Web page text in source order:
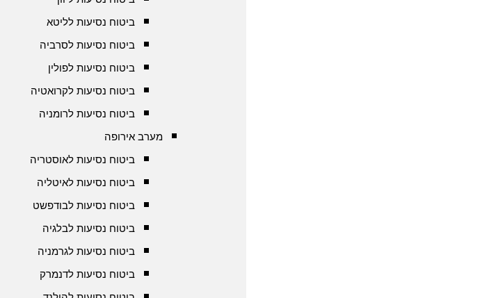
ביטוח נסיעות לליטא
ביטוח נסיעות לסרביה
ביטוח נסיעות לפולין
ביטוח נסיעות לקרואטיה
ביטוח נסיעות לרומניה
מערב אירופה
ביטוח נסיעות לאוסטריה
ביטוח נסיעות לאיטליה
ביטוח נסיעות לבודפשט
ביטוח נסיעות לבלגיה
ביטוח נסיעות לגרמניה
ביטוח נסיעות לדנמרק